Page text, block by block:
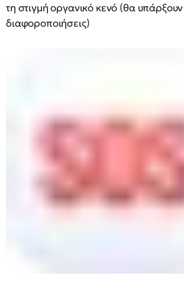
τη στιγμή οργανικό κενό (θα υπάρξουν
διαφοροποιήσεις)